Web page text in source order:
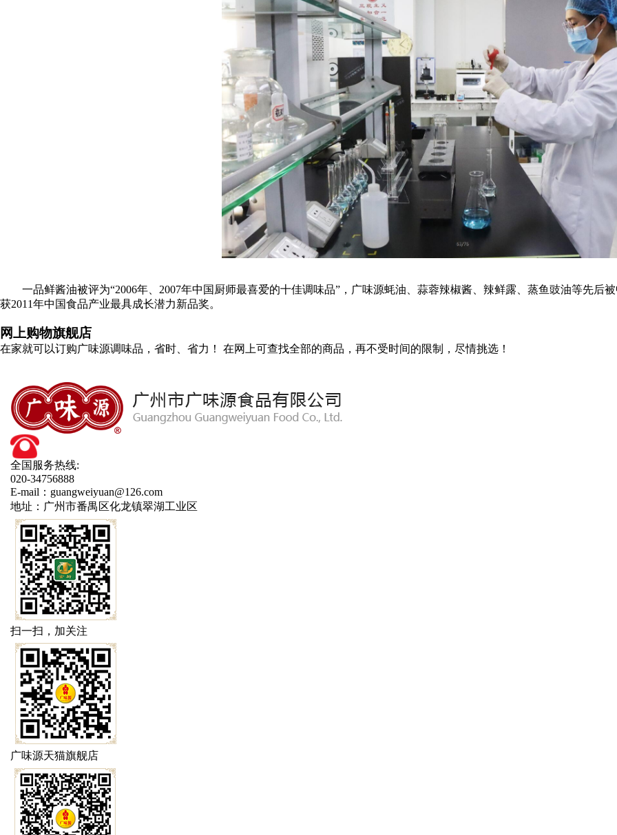
一品鲜酱油被评为“2006年、2007年中国厨师最喜爱的十佳调味品”，广味源蚝油、蒜蓉辣椒酱、辣鲜露、蒸鱼豉油等先后
获2011年中国食品产业最具成长潜力新品奖。
网上购物旗舰店
在家就可以订购广味源调味品，省时、省力！ 在网上可查找全部的商品，再不受时间的限制，尽情挑选！
全国服务热线:
020-34756888
E-mail：guangweiyuan@126.com
地址：广州市番禺区化龙镇翠湖工业区
扫一扫，加关注
广味源天猫旗舰店